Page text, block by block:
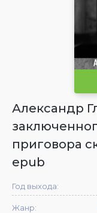
Александр
приговора
epub
Год выхода:
Жанр: